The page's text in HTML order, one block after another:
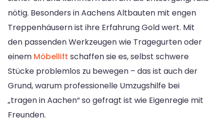
nötig. Besonders in Aachens Altbauten mit engen
Treppenhäusern ist ihre Erfahrung Gold wert. Mit
den passenden Werkzeugen wie Tragegurten oder
einem Möbellift schaffen sie es, selbst schwere
Stücke problemlos zu bewegen – das ist auch der
Grund, warum professionelle Umzugshilfe bei
„tragen in Aachen“ so gefragt ist wie Eigenregie mit
Freunden.